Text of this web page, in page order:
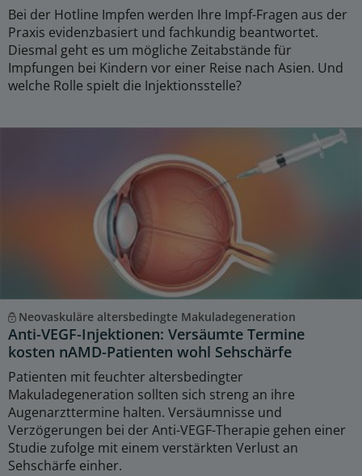
Bei der Hotline Impfen werden Ihre Impf-Fragen aus der
Praxis evidenzbasiert und fachkundig beantwortet.
Diesmal geht es um mögliche Zeitabstände für
Impfungen bei Kindern vor einer Reise nach Asien. Und
welche Rolle spielt die Injektionsstelle?
Neovaskuläre altersbedingte Makuladegeneration
Anti-VEGF-Injektionen: Versäumte Termine
kosten nAMD-Patienten wohl Sehschärfe
Patienten mit feuchter altersbedingter
Makuladegeneration sollten sich streng an ihre
Augenarzttermine halten. Versäumnisse und
Verzögerungen bei der Anti-VEGF-Therapie gehen einer
Studie zufolge mit einem verstärkten Verlust an
Sehschärfe einher.